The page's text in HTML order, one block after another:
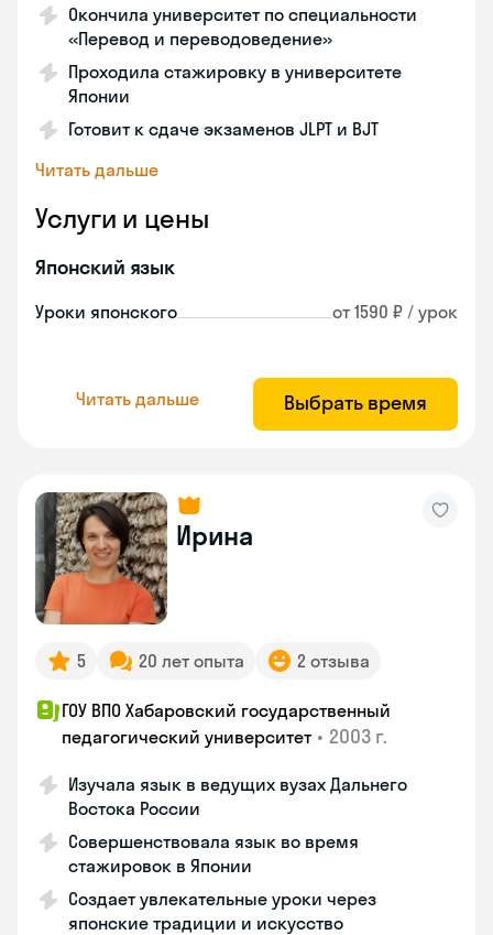
Окончила университет по специальности
«Перевод и переводоведение»
Проходила стажировку в университете
Японии
Готовит к сдаче экзаменов JLPT и BJT
Читать дальше
Услуги и цены
Японский язык
Уроки японского от 1590 ₽ / урок
Читать дальше Выбрать время
Ирина
5 20 лет опыта 2 отзыва
ГОУ ВПО Хабаровский государственный
педагогический университет • 2003 г.
Изучала язык в ведущих вузах Дальнего
Востока России
Совершенствовала язык во время
стажировок в Японии
Создает увлекательные уроки через
японские традиции и искусство